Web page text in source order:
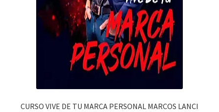
CURSO VIVE DE TU MARCA PERSONAL MARCOS LANCI